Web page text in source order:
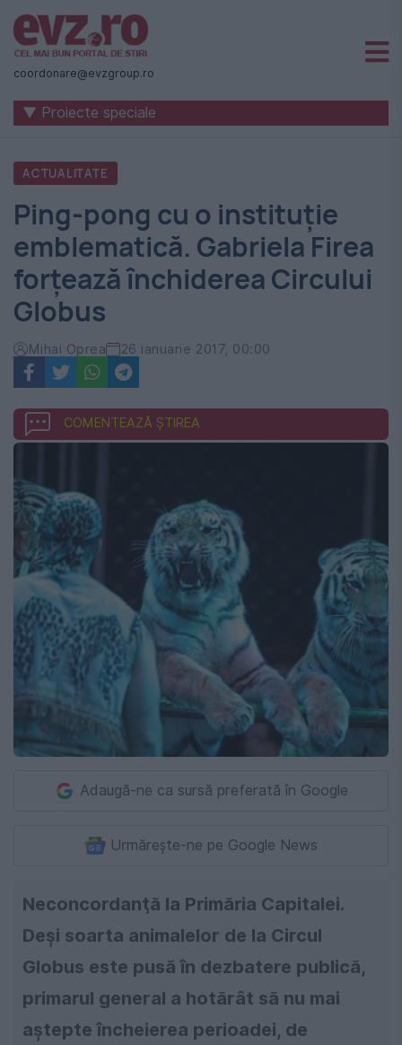
Știri
naționale
internaționale
România
-
Evenimentul
Zilei
coordonare@evzgroup.ro
▼ Proiecte speciale
ACTUALITATE
Ping-pong cu o instituţie
emblematică. Gabriela Firea
forţează închiderea Circului
Globus
Mihai Oprea 26 ianuarie 2017, 00:00
COMENTEAZĂ ȘTIREA
Adaugă-ne ca sursă preferată în Google
Urmărește-ne pe Google News
Neconcordanţă la Primăria Capitalei.
Deşi soarta animalelor de la Circul
Globus este pusă în dezbatere publică,
primarul general a hotărât să nu mai
aştepte încheierea perioadei, de